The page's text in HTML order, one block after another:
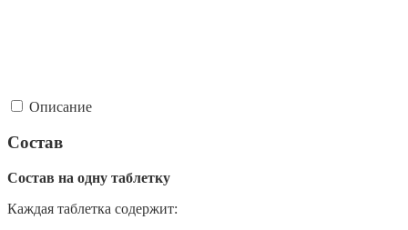
Описание
Состав
Состав на одну таблетку
Каждая таблетка содержит: